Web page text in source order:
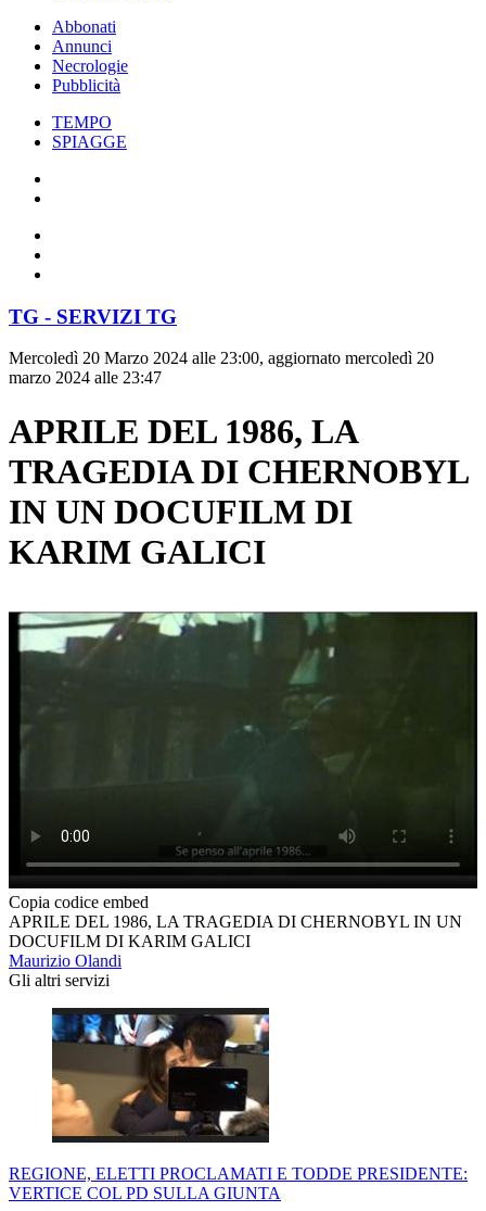
Abbonati
Annunci
Necrologie
Pubblicità
TEMPO
SPIAGGE
TG - SERVIZI TG
Mercoledì 20 Marzo 2024 alle 23:00, aggiornato mercoledì 20
marzo 2024 alle 23:47
APRILE DEL 1986, LA
TRAGEDIA DI CHERNOBYL
IN UN DOCUFILM DI
KARIM GALICI
Copia codice embed
APRILE DEL 1986, LA TRAGEDIA DI CHERNOBYL IN UN
DOCUFILM DI KARIM GALICI
Maurizio Olandi
Gli altri servizi
REGIONE, ELETTI PROCLAMATI E TODDE PRESIDENTE:
VERTICE COL PD SULLA GIUNTA